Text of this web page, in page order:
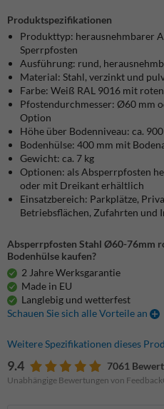
Produktspezifikationen
Produkttyp: herausnehmbarer
Sperrpfosten
Ausführung: rund,
Material: Stahl, verzinkt und
Farbe: Weiß RAL 9016 mit
Pfostendurchmesser: Ø60 mm
Option
Höhe über Bodenniveau: ca.
Bodenhülse: 400 mm mit
Gewicht: ca. 7 kg
Optionen: als Absperrpfosten
oder mit Dreikant erhältlich
Einsatzbereich: Parkplätze,
Betriebsflächen, Zufahrten und
Absperrpfosten Stahl Ø60-76mm
Bodenhülse kaufen?
2 Jahre Werksgarantie
Made in EU
Langlebig und wetterfest
Schauen Sie sich alle Vorteile an
Weitere Spezifikationen dieses
9.4 7061
Unabhängige Bewertungen von